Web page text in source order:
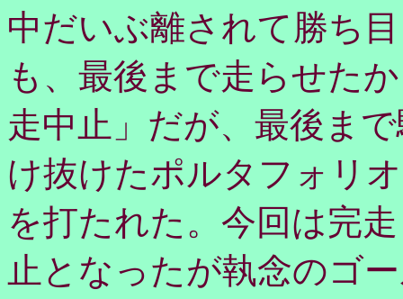
中だいぶ離されて勝ち
も、最後まで走らせた
走中止」だが、最後ま
け抜けたポルタフォリ
を打たれた。今回は完
止となったが執念のゴ